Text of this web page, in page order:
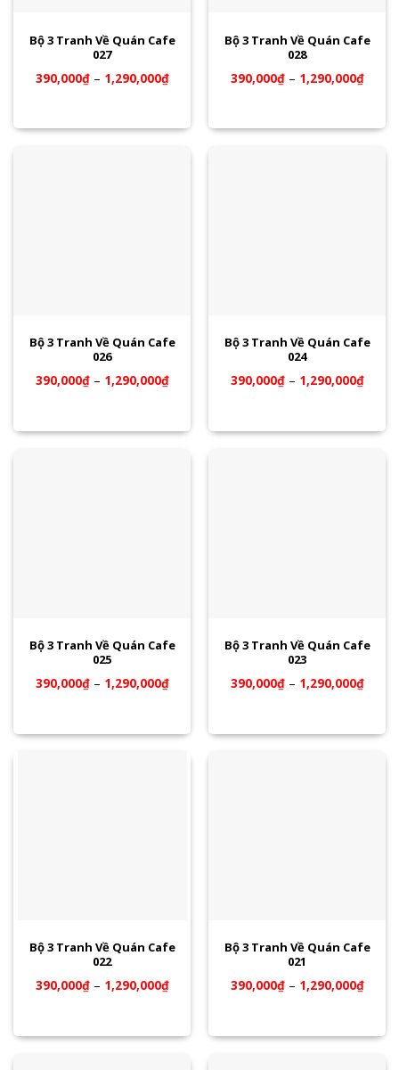
Bộ 3 Tranh Về Quán Cafe
027
390,000₫– 1,290,000₫
Bộ 3 Tranh Về Quán Cafe
028
390,000₫– 1,290,000₫
Bộ 3 Tranh Về Quán Cafe
026
390,000₫– 1,290,000₫
Bộ 3 Tranh Về Quán Cafe
024
390,000₫– 1,290,000₫
Bộ 3 Tranh Về Quán Cafe
025
390,000₫– 1,290,000₫
Bộ 3 Tranh Về Quán Cafe
023
390,000₫– 1,290,000₫
Bộ 3 Tranh Về Quán Cafe
022
390,000₫– 1,290,000₫
Bộ 3 Tranh Về Quán Cafe
021
390,000₫– 1,290,000₫